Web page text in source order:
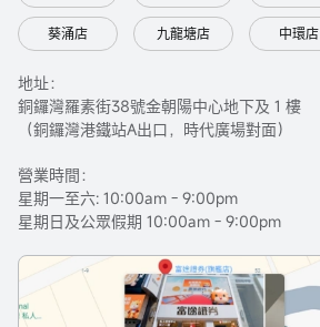
葵涌店 九龍塘店 中環店
地址：
銅鑼灣羅素街38號金朝陽中心地下及 1 樓
（銅鑼灣港鐵站A出口，時代廣場對面）
營業時間：
星期一至六: 10:00am - 9:00pm
星期日及公眾假期 10:00am - 9:00pm